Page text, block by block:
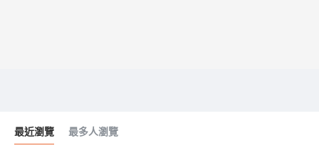
最近瀏覽 最多人瀏覽